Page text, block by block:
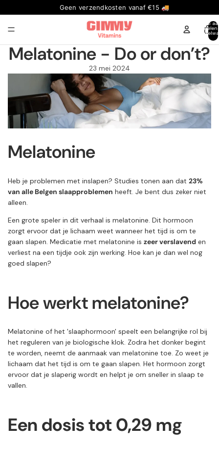
Geen verzendkosten vanaf €15 🚚
Totaal
Melatonine - Do or don’t?
23 mei 2024
Melatonine
Heb je problemen met inslapen? Studies tonen aan dat 23%
van alle Belgen slaapproblemen heeft. Je bent dus zeker niet
alleen.
Een grote speler in dit verhaal is melatonine. Dit hormoon
zorgt ervoor dat je lichaam weet wanneer het tijd is om te
gaan slapen. Medicatie met melatonine is zeer verslavend en
verliest na een tijdje ook zijn werking. Hoe kan je dan wel nog
goed slapen?
Hoe werkt melatonine?
Melatonine of het 'slaaphormoon' speelt een belangrijke rol bij
het reguleren van je biologische klok. Zodra het donker begint
te worden, neemt de aanmaak van melatonine toe. Zo weet je
lichaam dat het tijd is om te gaan slapen. Het hormoon zorgt
ervoor dat je slaperig wordt en helpt je om sneller in slaap te
vallen.
Een dosis tot 0,29 mg